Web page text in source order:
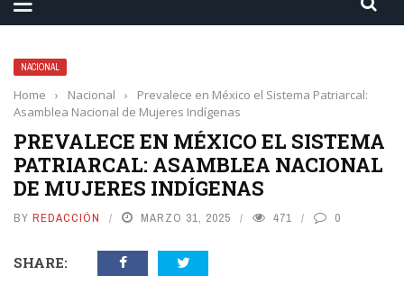
NACIONAL
Home › Nacional ›
Prevalece en México el Sistema Patriarcal:
Asamblea Nacional de Mujeres Indígenas
PREVALECE EN MÉXICO EL SISTEMA
PATRIARCAL: ASAMBLEA NACIONAL
DE MUJERES INDÍGENAS
BY REDACCIÓN MARZO 31, 2025 471 0
SHARE: